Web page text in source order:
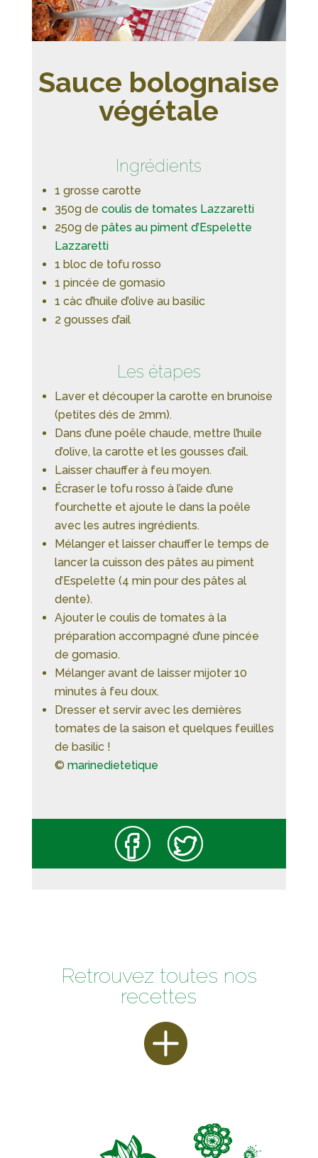
Sauce bolognaise
végétale
Ingrédients
1 grosse carotte
350g de coulis de tomates Lazzaretti
250g de pâtes au piment d’Espelette
Lazzaretti
1 bloc de tofu rosso
1 pincée de gomasio
1 càc d’huile d’olive au basilic
2 gousses d’ail
Les étapes
Laver et découper la carotte en brunoise
(petites dés de 2mm).
Dans d’une poêle chaude, mettre l’huile
d’olive, la carotte et les gousses d’ail.
Laisser chauffer à feu moyen.
Écraser le tofu rosso à l’aide d’une
fourchette et ajoute le dans la poêle
avec les autres ingrédients.
Mélanger et laisser chauffer le temps de
lancer la cuisson des pâtes au piment
d’Espelette (4 min pour des pâtes al
dente).
Ajouter le coulis de tomates à la
préparation accompagné d’une pincée
de gomasio.
Mélanger avant de laisser mijoter 10
minutes à feu doux.
Dresser et servir avec les dernières
tomates de la saison et quelques feuilles
de basilic !
© marinedietetique
Retrouvez toutes nos
recettes